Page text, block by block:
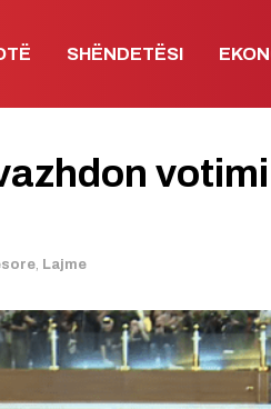
SHËNDETËSI
, Lajme